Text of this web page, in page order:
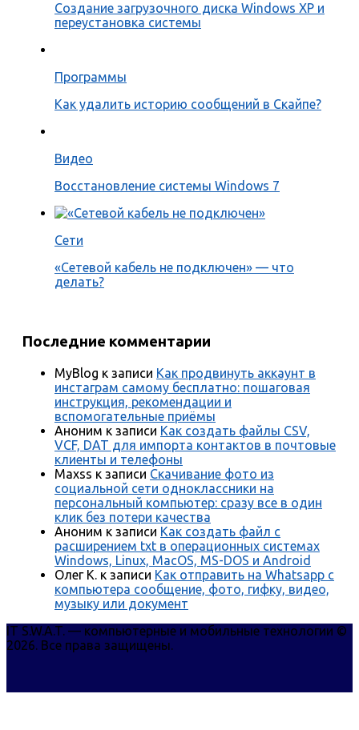
Создание загрузочного диска Windows XP и
переустановка системы
Программы
Как удалить историю сообщений в Скайпе?
Видео
Восстановление системы Windows 7
Сети
«Сетевой кабель не подключен» — что
делать?
Последние комментарии
MyBlog к записи Как продвинуть аккаунт в
инстаграм самому бесплатно: пошаговая
инструкция, рекомендации и
вспомогательные приёмы
Аноним к записи Как создать файлы CSV,
VCF, DAT для импорта контактов в почтовые
клиенты и телефоны
Maxss к записи Скачивание фото из
социальной сети одноклассники на
персональный компьютер: сразу все в один
клик без потери качества
Аноним к записи Как создать файл с
расширением txt в операционных системах
Windows, Linux, MacOS, MS-DOS и Android
Олег К. к записи Как отправить на Whatsapp с
компьютера сообщение, фото, гифку, видео,
музыку или документ
IT S.W.A.T. — компьютерные и мобильные технологии ©
2026. Все права защищены.